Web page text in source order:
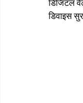
डिजिटल
डिवाइस